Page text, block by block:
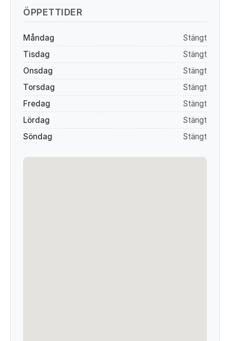
ÖPPETTIDER
Måndag
Stängt
Tisdag
Stängt
Onsdag
Stängt
Torsdag
Stängt
Fredag
Stängt
Lördag
Stängt
Söndag
Stängt